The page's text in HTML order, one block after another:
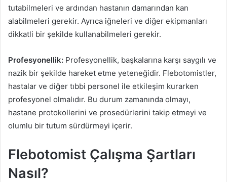
tutabilmeleri ve ardından hastanın damarından kan
alabilmeleri gerekir. Ayrıca iğneleri ve diğer ekipmanları
dikkatli bir şekilde kullanabilmeleri gerekir.
Profesyonellik: Profesyonellik, başkalarına karşı saygılı ve
nazik bir şekilde hareket etme yeteneğidir. Flebotomistler,
hastalar ve diğer tıbbi personel ile etkileşim kurarken
profesyonel olmalıdır. Bu durum zamanında olmayı,
hastane protokollerini ve prosedürlerini takip etmeyi ve
olumlu bir tutum sürdürmeyi içerir.
Flebotomist Çalışma Şartları
Nasıl?